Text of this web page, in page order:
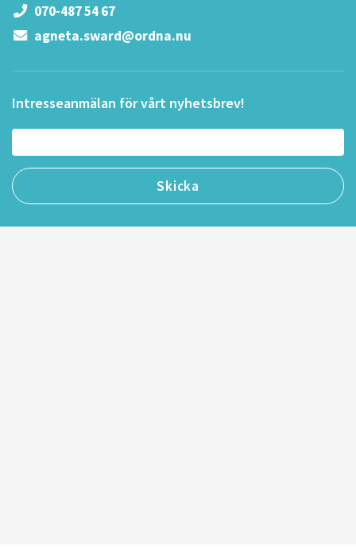
070-487 54 67
agneta.sward@ordna.nu
Intresseanmälan för vårt nyhetsbrev!